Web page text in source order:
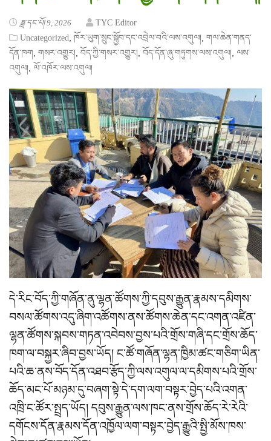
ཟླ་དང་པོ། 9, 2026
TYC Editor
Uncategorized
ཁོར་ཡུག་སྲུང་སྐྱོབ་དང་འབྲེལ་བའི་ལས་འགུལ། གལ་ཆེན་གནད་
དོན་ཁག གསར་འགྱུར། བོད་ཀྱི་གསར་འགྱུར། བོད་དོན་ཞུ་གཏུགས་ལས་འགུལ། ལས་
འགུལ། ལོ་འཁོར་ལས་འགུལ།
དེ་རིང་བོད་ཀྱི་གཞོན་ནུ་ལྷན་ཚོགས་ཀྱི་དབུས་རྒྱུན་རྣམས་དམིགས་
བསལ་ཚོགས་འདུ་ཞིག་འཚོགས་ནས་ཚོགས་ཆེན་དང་འགན་འཛིན་
ལྷན་ཚོགས་སྐབས་གཏན་འབེབས་བྱས་པའི་གྲོས་གཞི་དང་གྲོས་ཆོད་
ཁག་ལ་བསྐྱར་ཞིབ་བྱས་ཡོད། ང་ཚོ་གཞོན་ལྷན་ཁྱིམ་ཚང་གཅིག་ཡིན་
པའི་ཆ་ནས་བོད་དོན་འཐབ་རྩོད་ཀྱི་ལས་འགུལ་ལ་དམིགས་པའི་གྲོས་
ཆོད་མང་པོ་མཉམ་དུ་བཞག་སྟེ་དེ་དག་ལག་བསྟར་བྱེད་པའི་འགན་
འཁྲི་ང་ཚོར་སྤྲད་ཡོད། དབུས་རྒྱུན་ལས་ཁང་ནས་གྲོས་ཆོད་རེ་རེའི་
དགོངས་དོན་རྣམས་དོན་འཁྱོལ་ལག་བསྟར་བྱེད་རྒྱུའི་སྤྱི་མོས་ཁས་